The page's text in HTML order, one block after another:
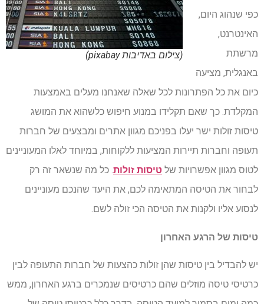
(צילום באדיבות pixabay)
כפי שנהוג היום,
האינטרנט,
מרשתת
באנגלית, מציעה
כיום את כל הפתרונות לכל שאלה שאנחנו מעלים באמצעות
המקלדת. כך שאם תקלידו במנוע חיפוש כלשהוא את המושג
טיסות זולות ישר יעלו בפניכם מגוון אתרים ומבצעים של חברות
תעופה וחברות תיירות המציעות ללקוחות, במיוחד לאלו המעוניינים
לטוס מגוון אפשרויות של טיסות זולות. כל מה שנשאר זה רק
לבחור את הטיסה המתאימה לכם, את היעד שהנכם מעוניינים
לנסוע אליו ולקנות את הטיסה הכי זולה לשם.
טיסות של הרגע האחרון
יש להבדיל בין טיסות שהן זולות כהצעות של חברות התעופה לבין
כרטיסי טיסה מוזלים שהם כרטיסים שנמכרים ברגע האחרון, ממש